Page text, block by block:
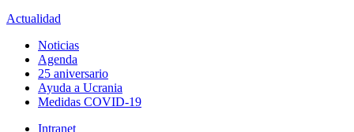
Actualidad
Noticias
Agenda
25 aniversario
Ayuda a Ucrania
Medidas COVID-19
Intranet